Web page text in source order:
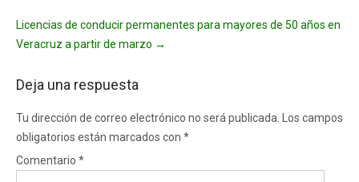
Licencias de conducir permanentes para mayores de 50 años en
Veracruz a partir de marzo →
Deja una respuesta
Tu dirección de correo electrónico no será publicada.
Los campos
obligatorios están marcados con *
Comentario *